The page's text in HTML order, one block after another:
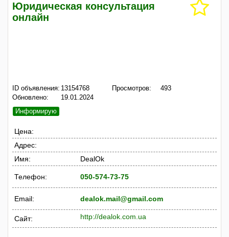
Юридическая консультация
онлайн
ID объявления: 13154768
Обновлено:
19.01.2024
Просмотров: 493
Информирую
Цена:
Адрес:
Имя:
DealOk
Телефон: 050-574-73-75
Email: dealok.mail@gmail.com
Сайт: http://dealok.com.ua